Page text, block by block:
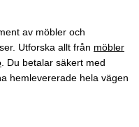
av möbler och
Utforska allt från möbler
. Du betalar säkert med
hemlevererade hela vägen